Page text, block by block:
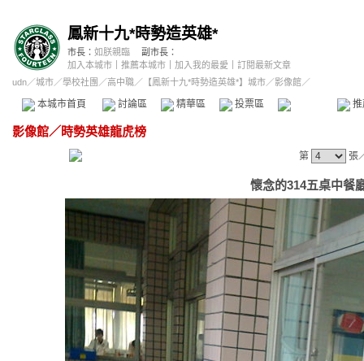
鳳新十九*時勢造英雄*
市長： 如朕親臨
副市長：
加入本城市
推薦本城市 加入我的最愛
訂閱最新文章
udn／城市／學校社團 ／高中職／ 【鳳新十九*時勢造英雄*】城市／影像館／
本城市首頁 討論區 精華區 投票區 影像館
影像館／時勢英雄龍虎榜
第 張
懷念的314五桌中餐